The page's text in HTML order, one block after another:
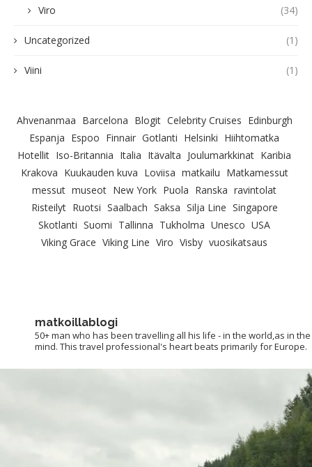
Viro (34)
Uncategorized (1)
Viini (1)
Ahvenanmaa Barcelona Blogit Celebrity Cruises Edinburgh
Espanja Espoo Finnair Gotlanti Helsinki Hiihtomatka
Hotellit Iso-Britannia Italia Itävalta Joulumarkkinat Karibia
Krakova Kuukauden kuva Loviisa matkailu Matkamessut
messut museot New York Puola Ranska ravintolat
Risteilyt Ruotsi Saalbach Saksa Silja Line Singapore
Skotlanti Suomi Tallinna Tukholma Unesco USA
Viking Grace Viking Line Viro Visby vuosikatsaus
matkoillablogi
50+ man who has been travelling all his life - in the world,as in the
mind. This travel professional's heart beats primarily for Europe.